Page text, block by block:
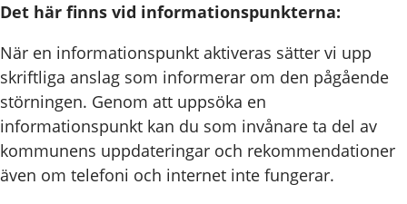
Det här finns vid informationspunkterna:
När en informationspunkt aktiveras sätter vi upp
skriftliga anslag som informerar om den pågående
störningen. Genom att uppsöka en
informationspunkt kan du som invånare ta del av
kommunens uppdateringar och rekommendationer
även om telefoni och internet inte fungerar.